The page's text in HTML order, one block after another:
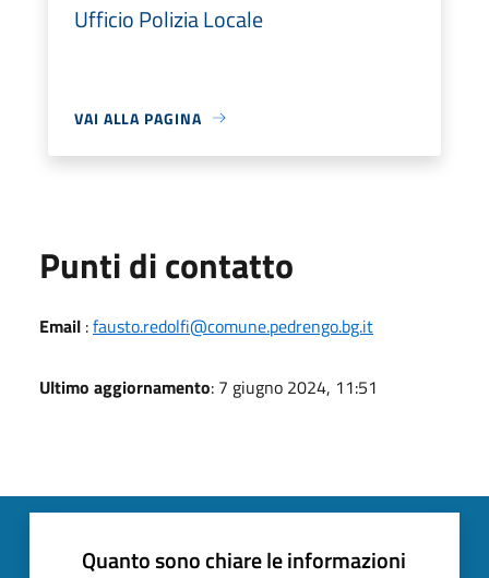
Ufficio Polizia Locale
VAI ALLA PAGINA
Punti di contatto
Email :fausto.redolfi@comune.pedrengo.bg.it
Ultimo aggiornamento: 7 giugno 2024, 11:51
Quanto sono chiare le informazioni